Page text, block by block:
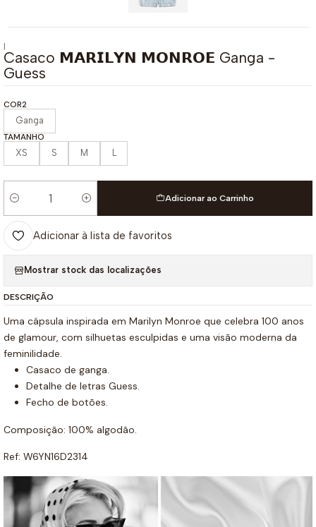
|
Casaco 𝗠𝗔𝗥𝗜𝗟𝗬𝗡 𝗠𝗢𝗡𝗥𝗢𝗘 Ganga -
Guess
COR2
Ganga
TAMANHO
XS S M L
Quantidade
Adicionar ao Carrinho
Adicionar à lista de favoritos
Mostrar stock das localizações
DESCRIÇÃO
Uma cápsula inspirada em Marilyn Monroe que celebra 100 anos
de glamour, com silhuetas esculpidas e uma visão moderna da
feminilidade.
Casaco de ganga.
Detalhe de letras Guess.
Fecho de botões.
Composição: 100% algodão.
Ref: W6YN16D2314